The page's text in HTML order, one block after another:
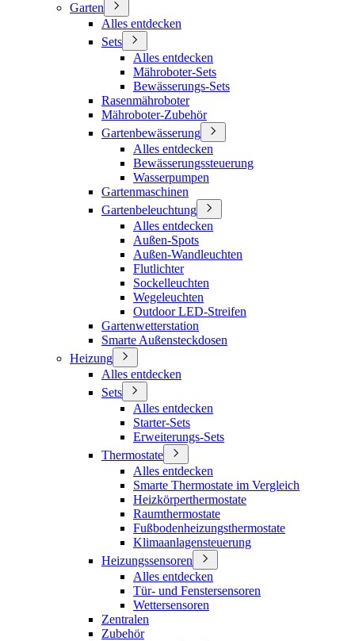
Garten
Alles entdecken
Sets
Alles entdecken
Mähroboter-Sets
Bewässerungs-Sets
Rasenmähroboter
Mähroboter-Zubehör
Gartenbewässerung
Alles entdecken
Bewässerungssteuerung
Wasserpumpen
Gartenmaschinen
Gartenbeleuchtung
Alles entdecken
Außen-Spots
Außen-Wandleuchten
Flutlichter
Sockelleuchten
Wegeleuchten
Outdoor LED-Streifen
Gartenwetterstation
Smarte Außensteckdosen
Heizung
Alles entdecken
Sets
Alles entdecken
Starter-Sets
Erweiterungs-Sets
Thermostate
Alles entdecken
Smarte Thermostate im Vergleich
Heizkörperthermostate
Raumthermostate
Fußbodenheizungsthermostate
Klimaanlagensteuerung
Heizungssensoren
Alles entdecken
Tür- und Fenstersensoren
Wettersensoren
Zentralen
Zubehör